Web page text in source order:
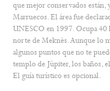
que mejor conservados
Marruecos. El área fue
UNESCO en 1997. Ocupa 40
norte de Meknès. Aunque lo
algunos puntos que no te
templo de Júpiter, los baños,
El guía turístico es opcional.